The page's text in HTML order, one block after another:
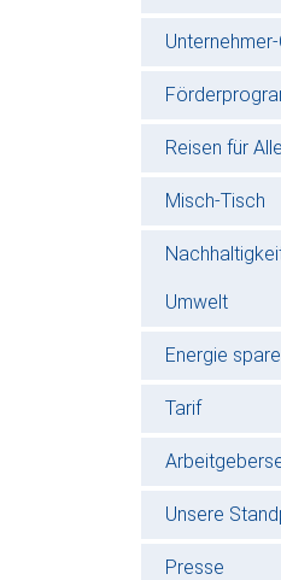
Reisen für Alle
Misch-Tisch
Umwelt
Energie
Tarif
Unsere
Presse